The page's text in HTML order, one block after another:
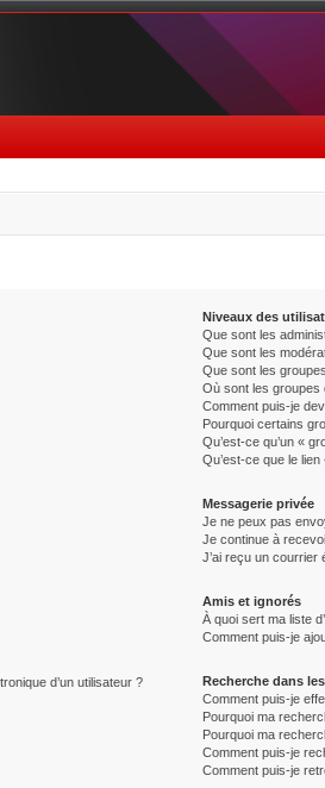
d’un utilisateur ?
Niveaux des
Que sont les
Que sont les
Que sont les
Où sont les groupes
Comment puis-je
Pourquoi certains
Qu’est-ce qu’un «
Qu’est-ce que le lien
Messagerie privée
Je ne peux pas
Je continue à
J’ai reçu un courrier
Amis et ignorés
À quoi sert ma liste
Comment puis-je
Recherche dans
Comment puis-je
Pourquoi ma
Pourquoi ma
Comment puis-je
Comment puis-je